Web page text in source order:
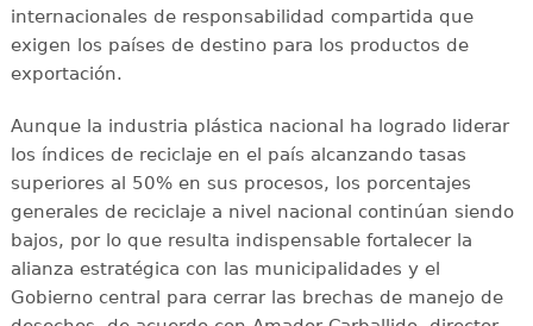
internacionales de responsabilidad compartida que
exigen los países de destino para los productos de
exportación.
Aunque la industria plástica nacional ha logrado liderar
los índices de reciclaje en el país alcanzando tasas
superiores al 50% en sus procesos, los porcentajes
generales de reciclaje a nivel nacional continúan siendo
bajos, por lo que resulta indispensable fortalecer la
alianza estratégica con las municipalidades y el
Gobierno central para cerrar las brechas de manejo de